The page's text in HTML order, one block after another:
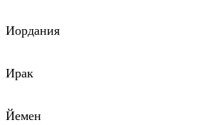
Иордания
Ирак
Йемен